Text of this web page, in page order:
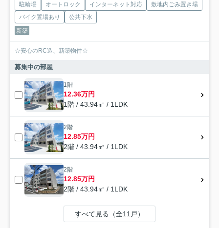
駐輪場 オートロック インターネット対応
敷地内ごみ置き場
バイク置場あり
公共下水
新築
☆安心のRC造、新築物件☆
募集中の部屋
1階
12.36万円
1階 / 43.94㎡ / 1LDK
2階
12.85万円
2階 / 43.94㎡ / 1LDK
2階
12.85万円
2階 / 43.94㎡ / 1LDK
すべて見る（全11戸）